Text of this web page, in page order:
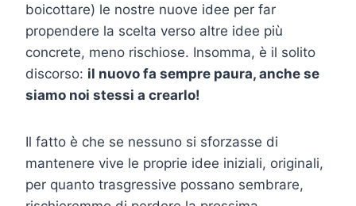
boicottare) le nostre nuove idee per far
propendere la scelta verso altre idee più
concrete, meno rischiose. Insomma, è il solito
discorso: il nuovo fa sempre paura, anche se
siamo noi stessi a crearlo!
Il fatto è che se nessuno si sforzasse di
mantenere vive le proprie idee iniziali, originali,
per quanto trasgressive possano sembrare,